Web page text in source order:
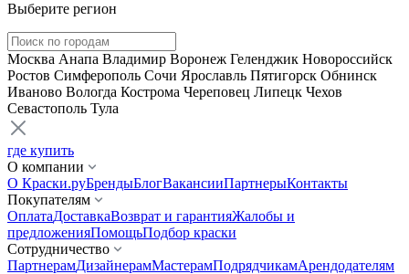
Выберите регион
Москва Анапа Владимир Воронеж Геленджик Новороссийск
Ростов Симферополь Сочи Ярославль Пятигорск Обнинск
Иваново Вологда Кострома Череповец Липецк Чехов
Севастополь Тула
где купить
О компании
О Краски.руБрендыБлогВакансииПартнерыКонтакты
Покупателям
ОплатаДоставкаВозврат и гарантияЖалобы и
предложенияПомощьПодбор краски
Сотрудничество
ПартнерамДизайнерамМастерамПодрядчикамАрендодателям